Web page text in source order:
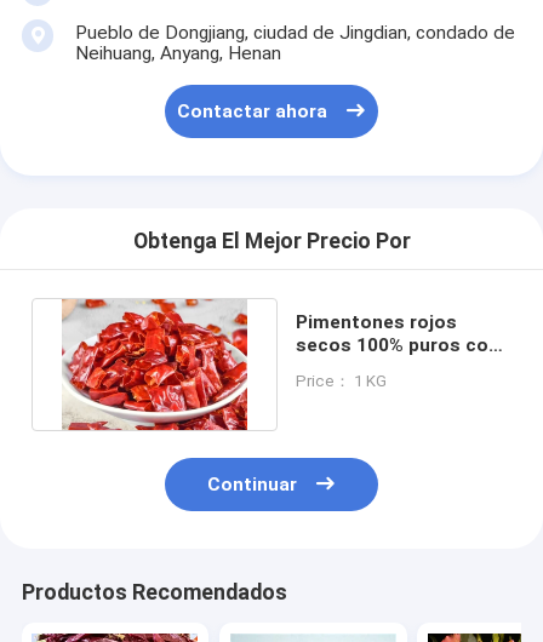
Pueblo de Dongjiang, ciudad de Jingdian, condado de
Neihuang, Anyang, Henan
Contactar ahora
Obtenga El Mejor Precio Por
Pimentones rojos
secos 100% puros con
picante
Price： 1 KG
Continuar
Productos Recomendados